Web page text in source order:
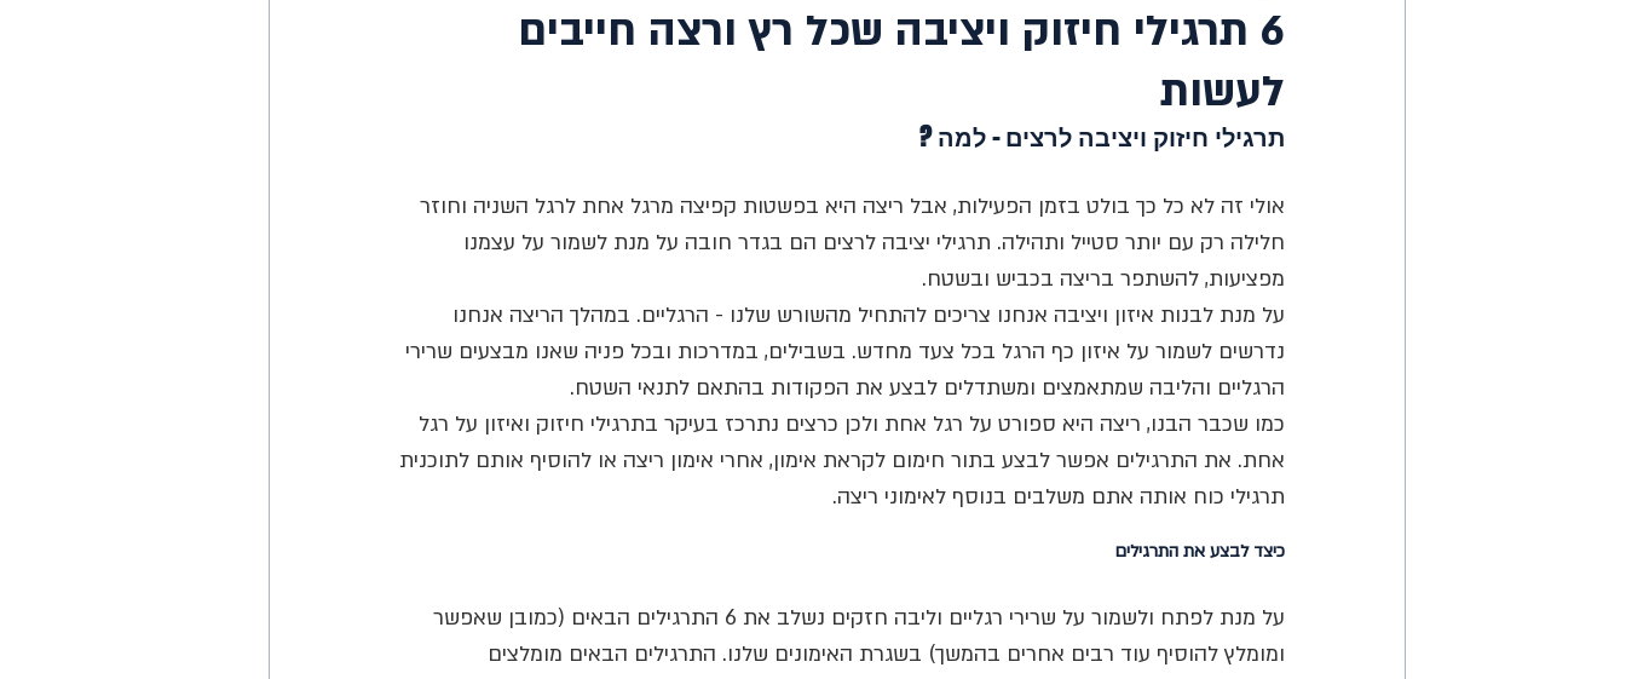
6 תרגילי חיזוק ויציבה שכל רץ ורצה חייבים
לעשות
תרגילי חיזוק ויציבה לרצים - למה ?
אולי זה לא כל כך בולט בזמן הפעילות, אבל ריצה היא בפשטות קפיצה מרגל אחת לרגל השניה וחוזר
חלילה רק עם יותר סטייל ותהילה. תרגילי יציבה לרצים הם בגדר חובה על מנת לשמור על עצמנו
מפציעות, להשתפר בריצה בכביש ובשטח.
על מנת לבנות איזון ויציבה אנחנו צריכים להתחיל מהשורש שלנו - הרגליים. במהלך הריצה אנחנו
נדרשים לשמור על איזון כף הרגל בכל צעד מחדש. בשבילים, במדרכות ובכל פניה שאנו מבצעים שרירי
הרגליים והליבה שמתאמצים ומשתדלים לבצע את הפקודות בהתאם לתנאי השטח.
כמו שכבר הבנו, ריצה היא ספורט על רגל אחת ולכן כרצים נתרכז בעיקר בתרגילי חיזוק ואיזון על רגל
אחת. את התרגילים אפשר לבצע בתור חימום לקראת אימון, אחרי אימון ריצה או להוסיף אותם לתוכנית
תרגילי כוח אותה אתם משלבים בנוסף לאימוני ריצה.
כיצד לבצע את התרגילים
על מנת לפתח ולשמור על שרירי רגליים וליבה חזקים נשלב את 6 התרגילים הבאים (כמובן שאפשר
ומומלץ להוסיף עוד רבים אחרים בהמשך) בשגרת האימונים שלנו. התרגילים הבאים מומלצים